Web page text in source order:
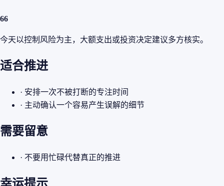
66
今天以控制风险为主，大额支出或投资决定建议多方核实。
适合推进
· 安排一次不被打断的专注时间
· 主动确认一个容易产生误解的细节
需要留意
· 不要用忙碌代替真正的推进
幸运提示